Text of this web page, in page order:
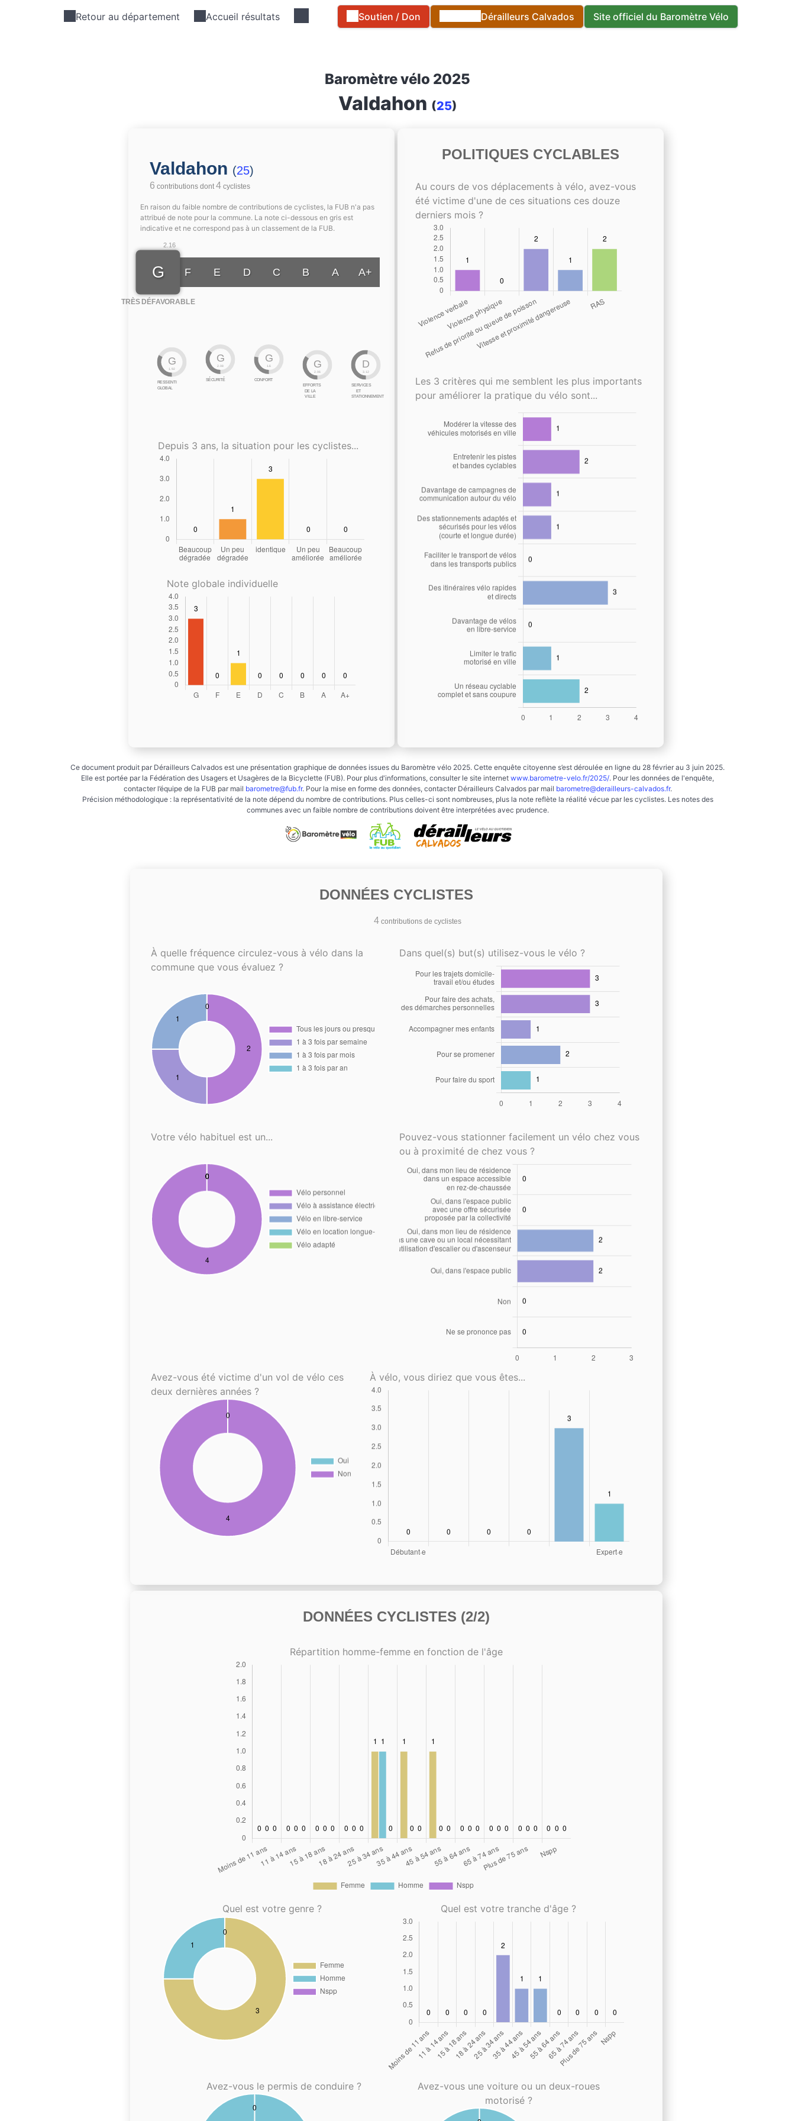
Retour au département Accueil résultats Soutien / Don Dérailleurs Calvados Site officiel du Baromètre Vélo
Baromètre vélo 2025
Valdahon (25)
Valdahon (25)
6 contributions dont4 cyclistes
En raison du faible nombre de contributions de cyclistes, la FUB n'a pas
attribué de note pour la commune. La note ci-dessous en gris est
indicative et ne correspond pas à un classement de la FUB.
2.16
G
TRÈS DÉFAVORABLE
F E D C B A A+
G
1.92
RESSENTI
GLOBAL
G
2.08
SÉCURITÉ
G
1.6
CONFORT
G
2.06
EFFORTS
DE LA
VILLE
D
3.12
SERVICES
ET
STATIONNEMENT
Depuis 3 ans, la situation pour les cyclistes...
Note globale individuelle
POLITIQUES CYCLABLES
Au cours de vos déplacements à vélo, avez-vous
été victime d'une de ces situations ces douze
derniers mois ?
Les 3 critères qui me semblent les plus importants
pour améliorer la pratique du vélo sont...
Ce document produit par Dérailleurs Calvados est une présentation graphique de données issues du Baromètre vélo 2025. Cette enquête citoyenne s’est déroulée en ligne du 28 février au 3 juin 2025.
Elle est portée par la Fédération des Usagers et Usagères de la Bicyclette (FUB). Pour plus d'informations, consulter le site internet www.barometre-velo.fr/2025/. Pour les données de l'enquête,
contacter l’équipe de la FUB par mail barometre@fub.fr. Pour la mise en forme des données, contacter Dérailleurs Calvados par mail barometre@derailleurs-calvados.fr.
Précision méthodologique : la représentativité de la note dépend du nombre de contributions. Plus celles-ci sont nombreuses, plus la note reflète la réalité vécue par les cyclistes. Les notes des
communes avec un faible nombre de contributions doivent être interprétées avec prudence.
DONNÉES CYCLISTES
4contributions de cyclistes
À quelle fréquence circulez-vous à vélo dans la
commune que vous évaluez ?
Dans quel(s) but(s) utilisez-vous le vélo ?
Votre vélo habituel est un...
Pouvez-vous stationner facilement un vélo chez vous
ou à proximité de chez vous ?
Avez-vous été victime d'un vol de vélo ces
deux dernières années ?
À vélo, vous diriez que vous êtes...
DONNÉES CYCLISTES (2/2)
Répartition homme-femme en fonction de l'âge
Quel est votre genre ? Quel est votre tranche d'âge ?
Avez-vous le permis de conduire ?
Avez-vous une voiture ou un deux-roues
motorisé ?